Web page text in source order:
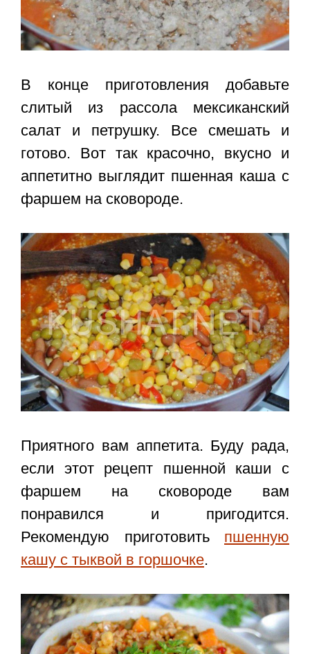
В конце приготовления добавьте
слитый из рассола мексиканский
салат и петрушку. Все смешать и
готово. Вот так красочно, вкусно и
аппетитно выглядит пшенная каша с
фаршем на сковороде.
Приятного вам аппетита. Буду рада,
если этотрецепт пшенной каши с
фаршем на сковороде вам
понравился и пригодится.
Рекомендую приготовить пшенную
кашу с тыквой в горшочке.